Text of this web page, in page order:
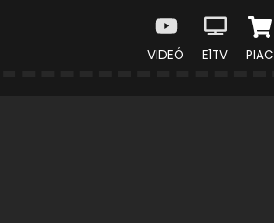
VIDEÓ E1TV PIAC